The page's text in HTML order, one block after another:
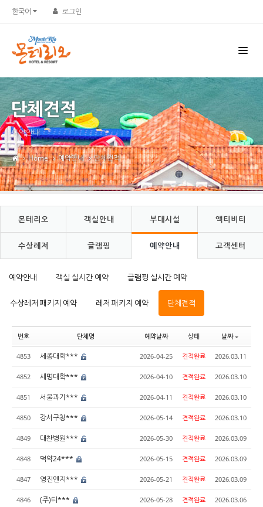
한국어 로그인
단체견적
예약안내
Home 예약안내 단체견적
몬테리오 객실안내 부대시설 액티비티
수상레저 글램핑 예약안내 고객센터
예약안내 객실 실시간 예약 글램핑 실시간 예약
수상레저 패키지 예약 레저 패키지 예약 단체견적
번호 단체명 예약날짜 상태 날짜
4853 세종대학*** 2026-04-25 견적완료 2026.03.11
4852 세명대학*** 2026-04-10 견적완료 2026.03.10
4851 서울과기*** 2026-04-11 견적완료 2026.03.10
4850 강서구청*** 2026-05-14 견적완료 2026.03.10
4849 대찬병원*** 2026-05-30 견적완료 2026.03.09
4848 덕약24*** 2026-05-15 견적완료 2026.03.09
4847 영진엔지*** 2026-05-21 견적완료 2026.03.09
4846 (주)티*** 2026-05-28 견적완료 2026.03.06
Sketchbook5, 스케치북5